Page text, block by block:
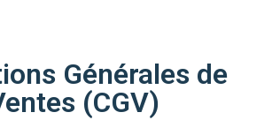
Générales de
(CGV)